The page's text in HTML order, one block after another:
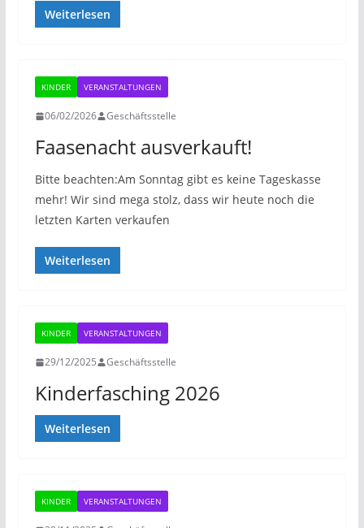
Weiterlesen
KINDER VERANSTALTUNGEN
06/02/2026 Geschäftsstelle
Faasenacht ausverkauft!
Bitte beachten:Am Sonntag gibt es keine Tageskasse
mehr! Wir sind mega stolz, dass wir heute noch die
letzten Karten verkaufen
Weiterlesen
KINDER VERANSTALTUNGEN
29/12/2025 Geschäftsstelle
Kinderfasching 2026
Weiterlesen
KINDER VERANSTALTUNGEN